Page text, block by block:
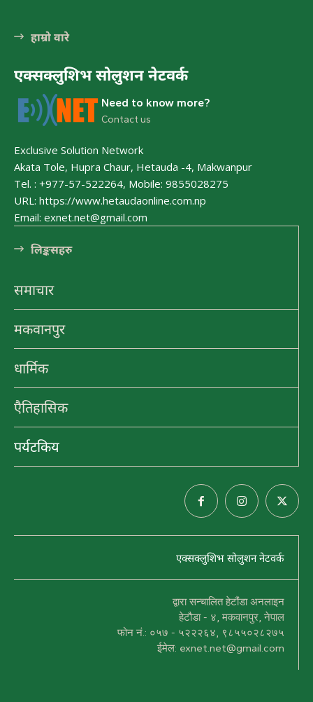
नयाँ गन्तव्यहरु
निर्माण हुने
पाथिभरा र भैरब डाँडा
हाम्रो वारे
एक्सक्लुशिभ सोलुशन नेटवर्क
Need to know more?
Contact us
Exclusive Solution Network
Akata Tole, Hupra Chaur, Hetauda -4, Makwanpur
Tel. : +977-57-522264, Mobile: 9855028275
URL: https://www.hetaudaonline.com.np
Email: exnet.net@gmail.com
लि󠅵ङ्कसहरु
समाचार
मकवानपुर
धार्मिक
एैतिहासिक
पर्यटकिय
एक्सक्लुशिभ सोलुशन नेटवर्क
द्वारा सन्चालित हेटौंडा अनलाइन
हेटौडा - ४, मकवानपुर, नेपाल
फोन नं.: ०५७ - ५२२२६४, ९८५५०२८२७५
ईमेल: exnet.net@gmail.com